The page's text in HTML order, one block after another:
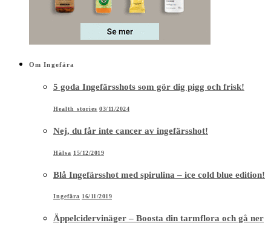
Om Ingefära
5 goda Ingefärsshots som gör dig pigg och frisk!
Health stories 03/11/2024
Nej, du får inte cancer av ingefärsshot!
Hälsa 15/12/2019
Blå Ingefärsshot med spirulina – ice cold blue edition!
Ingefära 16/11/2019
Äppelcidervinäger – Boosta din tarmflora och gå ner